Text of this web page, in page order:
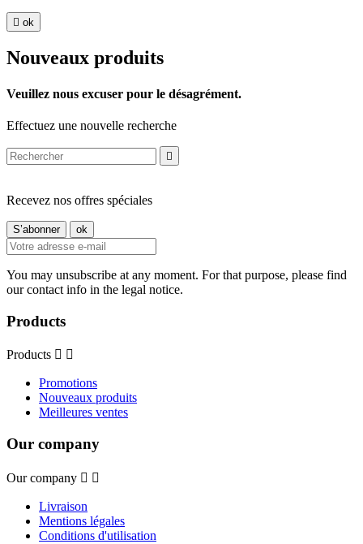
 ok
Nouveaux produits
Veuillez nous excuser pour le désagrément.
Effectuez une nouvelle recherche

Recevez nos offres spéciales
You may unsubscribe at any moment. For that purpose, please find
our contact info in the legal notice.
Products
Products  
Promotions
Nouveaux produits
Meilleures ventes
Our company
Our company  
Livraison
Mentions légales
Conditions d'utilisation